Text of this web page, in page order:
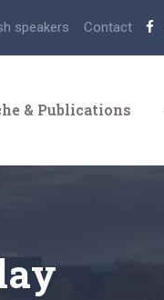
speakers Contact
& Publications